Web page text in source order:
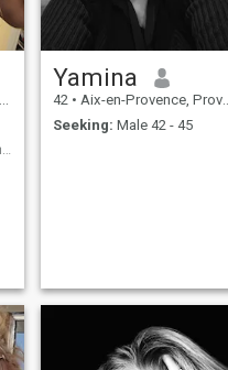
I am looking for the love of my life.
Yamina
42 • Aix-en-Provence, Provence-Alpes-Côte d'Azur, France
Seeking: Male 42 - 45